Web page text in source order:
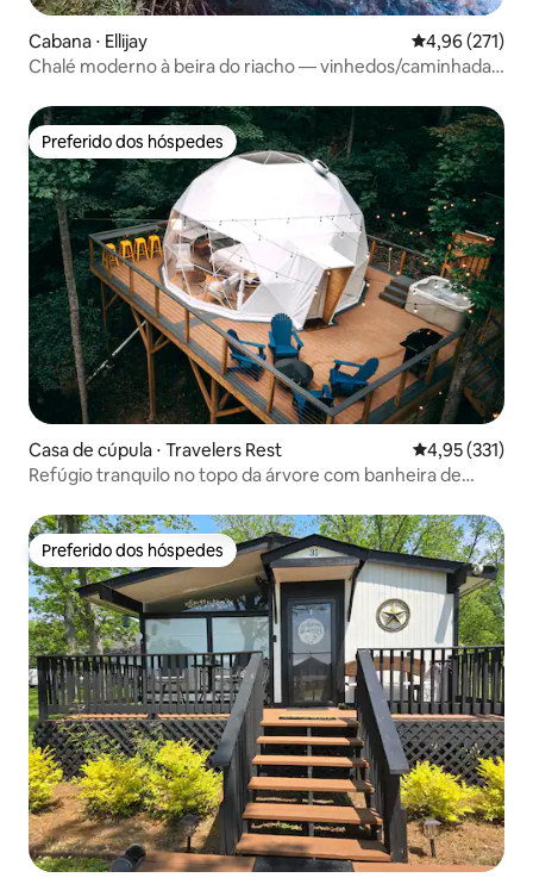
Cabana ⋅ Ellijay 4,96 de uma
4,96 (271)
Chalé moderno à beira do riacho — vinhedos/caminhadas
Preferido dos hóspedes
Preferido dos hóspedes
Casa de cúpula ⋅ Travelers Rest 4,95 de uma
4,95 (331)
Refúgio tranquilo no topo da árvore com banheira de
Preferido dos hóspedes
Preferido dos hóspedes